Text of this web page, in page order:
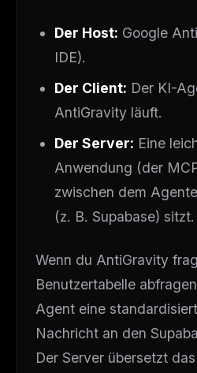
Der Host: Google
IDE).
Der Client: Der KI-
AntiGravity läuft.
Der Server: Eine
Anwendung (der
zwischen dem
(z. B. Supabase) sitzt.
Wenn du AntiGravity
Benutzertabelle
Agent eine
Nachricht an den
Der Server übersetzt